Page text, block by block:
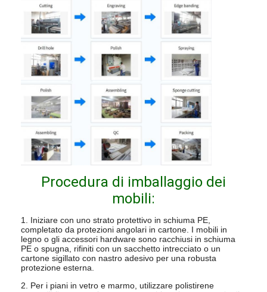
Procedura di imballaggio dei
mobili:
1. Iniziare con uno strato protettivo in schiuma PE,
completato da protezioni angolari in cartone. I mobili in
legno o gli accessori hardware sono racchiusi in schiuma
PE o spugna, rifiniti con un sacchetto intrecciato o un
cartone sigillato con nastro adesivo per una robusta
protezione esterna.
2. Per i piani in vetro e marmo, utilizzare polistirene